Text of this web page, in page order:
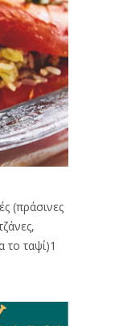
(πράσινες
το ταψί)1